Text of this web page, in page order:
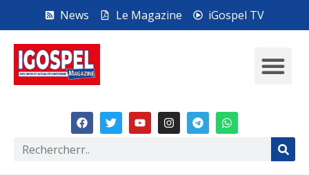
News Le Magazine iGospel TV